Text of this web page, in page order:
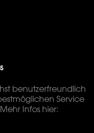
benutzerfreundlich
Service
Infos hier: